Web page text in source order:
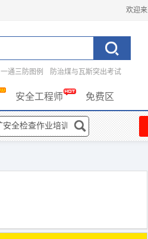
欢迎来
一通三防图例
防治煤与瓦斯突出考试
安全工程师 免费区